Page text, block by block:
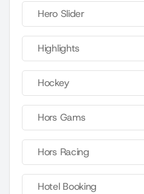
Hero Slider
Highlights
Hockey
Hors Gams
Hors Racing
Hotel Booking